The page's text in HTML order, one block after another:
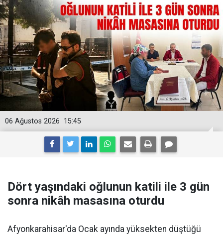
15:45
06 Ağustos 2026
Dört yaşındaki oğlunun katili ile 3 gün
sonra nikâh masasına oturdu
Afyonkarahisar'da Ocak ayında yüksekten düştüğü